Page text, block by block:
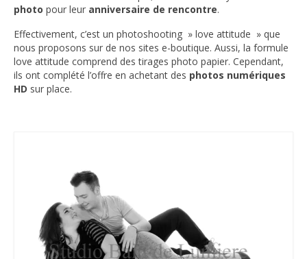
photo pour leur anniversaire de rencontre.
Effectivement, c’est un photoshooting » love attitude » que
nous proposons sur de nos sites e-boutique. Aussi, la formule
love attitude comprend des tirages photo papier. Cependant,
ils ont complété l’offre en achetant des photos numériques
HD sur place.